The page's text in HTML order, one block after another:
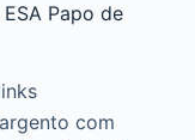
Papo de
com